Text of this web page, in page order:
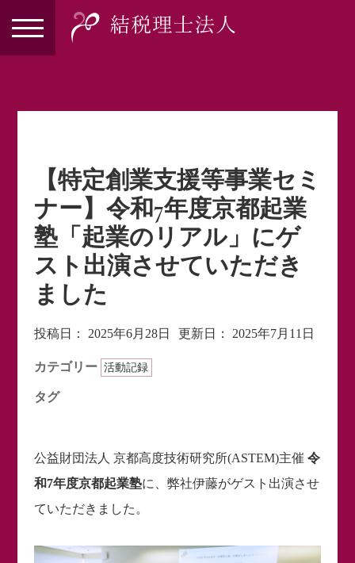
【特定創業支援等事業セミ
ナー】令和7年度京都起業
塾「起業のリアル」にゲ
スト出演させていただき
ました
投稿日： 2025年6月28日 更新日： 2025年7月11日
カテゴリー 活動記録
タグ
公益財団法人 京都高度技術研究所(ASTEM)主催 令
和7年度京都起業塾に、弊社伊藤がゲスト出演させ
ていただきました。